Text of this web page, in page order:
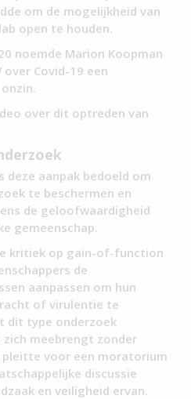
om de mogelijkheid van
open te houden.
noemde Marion Koopman
over Covid-19 een
over dit optreden van
deze aanpak bedoeld om
te beschermen en
de geloofwaardigheid
gemeenschap.
kritiek op gain-of-function
de
aanpassen om hun
of virulentie te
dit type onderzoek
zich meebrengt zonder
pleitte voor een moratorium
discussie
en veiligheid ervan.